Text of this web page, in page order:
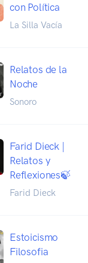
con Política
La Silla Vacía
Relatos de la
Noche
Sonoro
Farid Dieck |
Relatos y
Reflexiones🍃
Farid Dieck
Estoicismo
Filosofia